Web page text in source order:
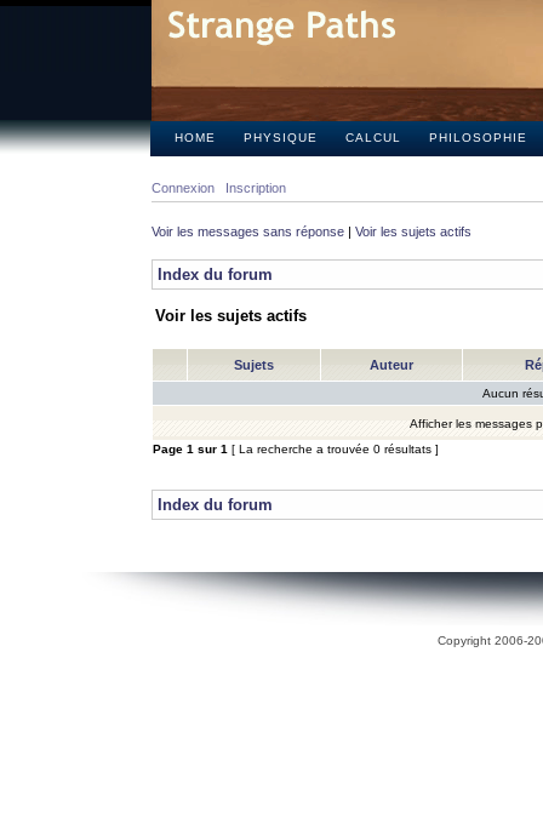
HOME PHYSIQUE CALCUL PHILOSOPHIE
Connexion Inscription
Voir les messages sans réponse | Voir les sujets actifs
Index du forum
Voir les sujets actifs
Sujets Auteur
Aucun
Afficher les messages
Page 1 sur 1 [ La recherche a trouvée 0 résultats ]
Index du forum
Copyright 2006-